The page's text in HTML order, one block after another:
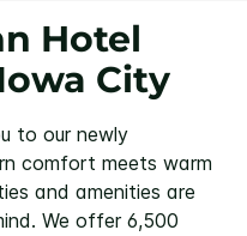
Hotel
City
to our newly
comfort meets warm
and amenities are
We offer 6,500